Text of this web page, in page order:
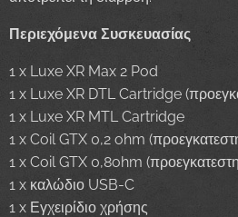
Περιεχόμενα Συσκευασίας
1 x Luxe XR Max 2 Pod
1 x Luxe XR DTL Cartridge
1 x Luxe XR MTL Cartridge
1 x Coil GTX 0,2 ohm
1 x Coil GTX 0,8ohm
1 x καλώδιο USB-C
1 x Εγχειρίδιο χρήσης